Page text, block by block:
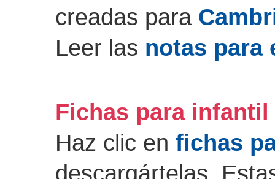
creadas para
Leer las notas para
Fichas para infantil
Haz clic en fichas
descargártelas.